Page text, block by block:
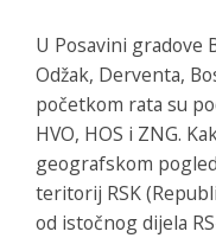
U Posavini gradove
Odžak, Derventa,
početkom rata su
HVO, HOS i ZNG.
geografskom
teritorij RSK
od istočnog dijela